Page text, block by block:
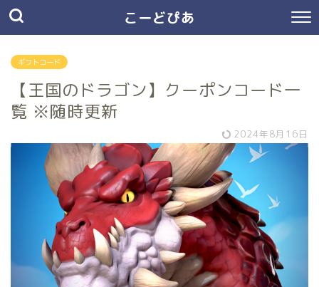
こーどぴあ
ギフトコード
【王国のドラゴン】クーポンコード一
覧 ※随時更新
2024年8月16日